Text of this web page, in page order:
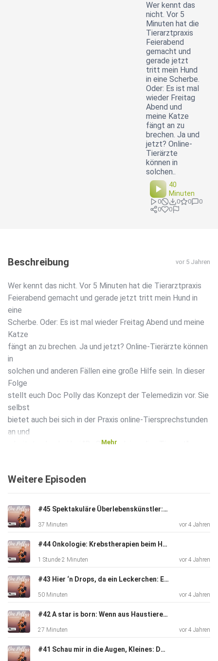
Wer kennt das
nicht. Vor 5
Minuten hat die
Tierarztpraxis
Feierabend
gemacht und
gerade jetzt
tritt mein Hund
in eine Scherbe.
Oder: Es ist mal
wieder Freitag
Abend und
meine Katze
fängt an zu
brechen. Ja und
jetzt? Online-
Tierärzte
können in
solchen..
40
Minuten
0 0 0
0
0
0
Beschreibung vor 5 Jahren
Wer kennt das nicht. Vor 5 Minuten hat die Tierarztpraxis
Feierabend gemacht und gerade jetzt tritt mein Hund in
eine
Scherbe. Oder: Es ist mal wieder Freitag Abend und meine
Katze
fängt an zu brechen. Ja und jetzt? Online-Tierärzte können
in
solchen und anderen Fällen eine große Hilfe sein. In dieser
Folge
stellt euch Doc Polly das Konzept der Telemedizin vor. Sie
selbst
bietet auch bei sich in der Praxis online-Tiersprechstunden
an und
arbeitet nebenbei bei "Dr. SAM – dein online Tierarzt".
Doc Polly
auch
Grenzen auf.
Mehr
Weitere Episoden
#45 Spektakuläre Überlebenskünstler: Reptilien
37 Minuten vor 4 Jahren
#44 Onkologie: Krebstherapien beim Haustier
1 Stunde 2 Minuten vor 4 Jahren
#43 Hier ‘n Drops, da ein Leckerchen: Ergänzungsfuttermittel
50 Minuten vor 4 Jahren
#42 A star is born: Wenn aus Haustieren Petfluencer werden
27 Minuten vor 4 Jahren
#41 Schau mir in die Augen, Kleines: Doc Polly bittet zum Sehtest!